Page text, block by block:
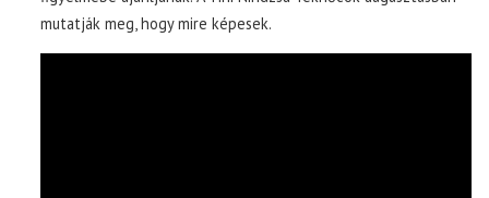
mutatják meg, hogy mire képesek.